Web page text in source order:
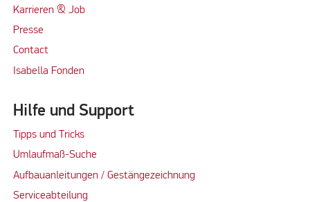
Karrieren & Job
Presse
Contact
Isabella Fonden
Hilfe und Support
Tipps und Tricks
Umlaufmaß-Suche
Aufbauanleitungen / Gestängezeichnung
Serviceabteilung